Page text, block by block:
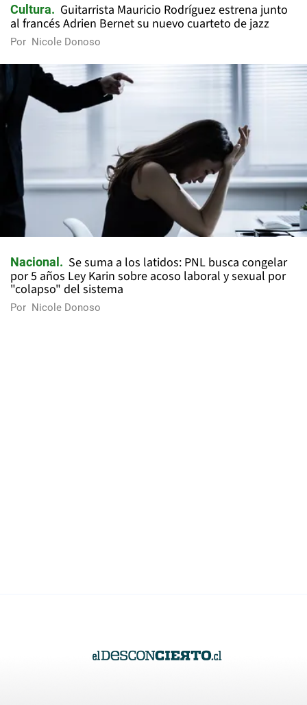
Cultura
Guitarrista Mauricio Rodríguez estrena junto
al francés Adrien Bernet su nuevo cuarteto de jazz
Por Nicole Donoso
Nacional
Se suma a los latidos: PNL busca congelar
por 5 años Ley Karin sobre acoso laboral y sexual por
"colapso" del sistema
Por Nicole Donoso